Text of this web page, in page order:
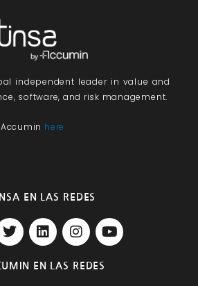
independent leader in value and
software, and risk management.
here
EN LAS REDES
T
w
t
L
i
k
I
n
t
Y
o
EN LAS REDES